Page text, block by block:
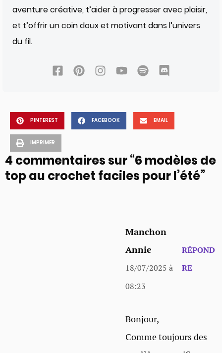
aventure créative, t’aider à progresser avec plaisir,
et t’offrir un coin doux et motivant dans l’univers
du fil.
PINTEREST FACEBOOK EMAIL
IMPRIMER
4 commentaires sur “6 modèles de
top au crochet faciles pour l’été”
Manchon
Annie
18/07/2025 à
08:23
RÉPOND
RE
Bonjour,
Comme toujours des